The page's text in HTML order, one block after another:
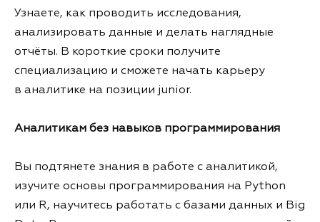
Узнаете, как проводить исследования,
анализировать данные и делать наглядные
отчёты. В короткие сроки получите
специализацию и сможете начать карьеру
в аналитике на позиции junior.
Аналитикам без навыков программирования
Вы подтянете знания в работе с аналитикой,
изучите основы программирования на Python
или R, научитесь работать с базами данных и Big